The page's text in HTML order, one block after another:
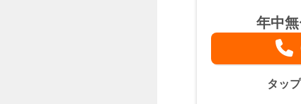
年中
タッ